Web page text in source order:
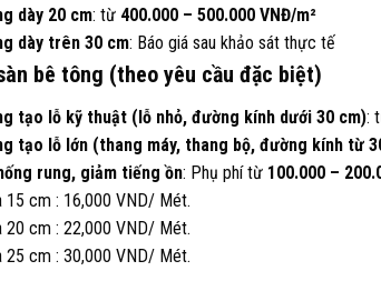
dày 20 cm: từ 400.000 – 500.000 VNĐ/m²
dày trên 30 cm: Báo giá sau khảo sát thực tế
bê tông (theo yêu cầu đặc biệt)
tạo lỗ kỹ thuật (lỗ nhỏ, đường kính dưới 30 cm):
tạo lỗ lớn (thang máy, thang bộ, đường kính từ
rung, giảm tiếng ồn: Phụ phí từ 100.000 –
15 cm : 16,000 VND/ Mét.
20 cm : 22,000 VND/ Mét.
25 cm : 30,000 VND/ Mét.